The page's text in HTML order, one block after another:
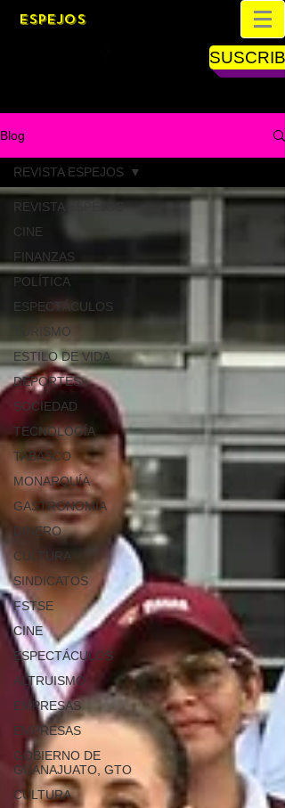
ESPEJOS
Blog
REVISTA ESPEJOS
CINE
FINANZAS
POLÍTICA
ESPECTÁCULOS
TURISMO
ESTILO DE VIDA
DEPORTES
SOCIEDAD
TECNOLOGÍA
TABASCO
MONARQUÍA
GASTRONOMÍA
DINERO
CULTURA
SINDICATOS
FSTSE
CINE
ESPECTÁCULOS
ALTRUISMO
EMPRESAS
EMPRESAS
GOBIERNO DE
GUANAJUATO, GTO
CULTURA
REVISTA ESPEJOS